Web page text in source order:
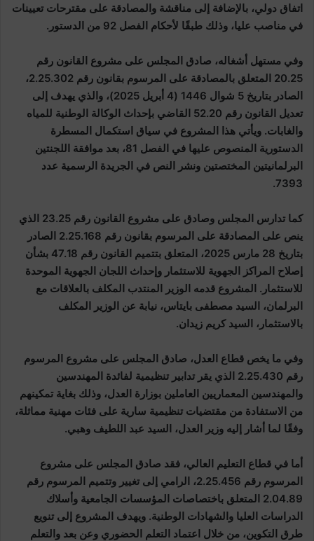
اتفاق دولي، بالإضافة إلى مناقشة والمصادقة على مقترحات تعيينات
في مناصب عليا، وذلك طبقًا لأحكام الفصل 92 من الدستور.
وفي مستهل أشغاله، صادق المجلس على مشروع القانون رقم
20.25 المتعلق بالمصادقة على المرسوم بقانون رقم 2.25.302،
الصادر بتاريخ 5 شوال 1446 (4 أبريل 2025)، والذي يهدف إلى
تعديل القانون رقم 52.20 القاضي بإحداث الوكالة الوطنية للمياه
والغابات. ويأتي هذا المشروع في سياق استكمال المسطرة
الدستورية المنصوص عليها في الفصل 81، بعد موافقة اللجنتين
البرلمانيتين المختصتين ونشر النص في الجريدة الرسمية عدد
7393.
كما تدارس المجلس وصادق على مشروع القانون رقم 23.25 الذي
ينص على المصادقة على المرسوم بقانون رقم 2.25.168 الصادر
بتاريخ 28 مارس 2025، المتعلق بتتميم القانون رقم 47.18 بشأن
إصلاح المراكز الجهوية للاستثمار وإحداث اللجان الجهوية الموحدة
للاستثمار. المشروع قدمه الوزير المنتدب المكلف بالعلاقات مع
البرلمان، السيد مصطفى بايتاس، نيابة عن الوزير المكلف
بالاستثمار، السيد كريم زيدان.
وفي ما يخص قطاع العدل، صادق المجلس على مشروع المرسوم
رقم 2.25.430 الذي يقر تدابير تنظيمية لفائدة المهندسين
والمهندسين المعماريين العاملين بوزارة العدل، وذلك بغاية تمكينهم
من الاستفادة من مقتضيات تنظيمية سارية على فئات مهنية مماثلة،
وفقًا لما أشار إليه وزير العدل، السيد عبد اللطيف وهبي.
أما في قطاع التعليم العالي، فقد صادق المجلس على مشروع
المرسوم رقم 2.25.456، الرامي إلى تغيير وتتميم المرسوم رقم
2.04.89 المتعلق باختصاصات المؤسسات الجامعية وأسلاك
الدراسات العليا والشهادات الوطنية. ويهدف المشروع إلى تنويع
طرق التكوين، من خلال اعتماد التعلم الحضوري وعن بعد والتعلم